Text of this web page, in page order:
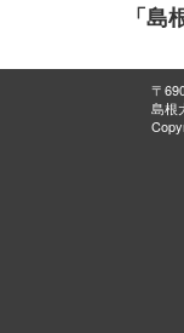
「
〒
島根